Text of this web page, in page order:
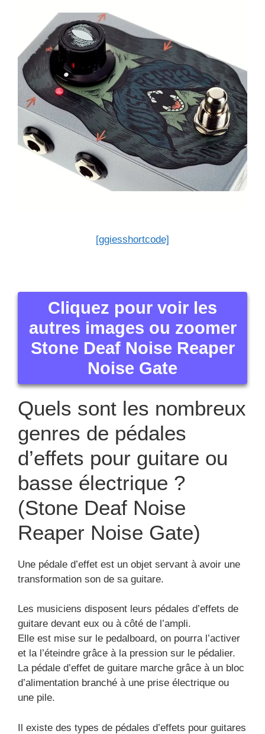
[ggiesshortcode]
Cliquez pour voir les
autres images ou zoomer
Stone Deaf Noise Reaper
Noise Gate
Quels sont les nombreux
genres de pédales
d’effets pour guitare ou
basse électrique ?
(Stone Deaf Noise
Reaper Noise Gate)
Une pédale d’effet est un objet servant à avoir une
transformation son de sa guitare.
Les musiciens disposent leurs pédales d’effets de
guitare devant eux ou à côté de l’ampli.
Elle est mise sur le pedalboard, on pourra l’activer
et la l’éteindre grâce à la pression sur le pédalier.
La pédale d’effet de guitare marche grâce à un bloc
d’alimentation branché à une prise électrique ou
une pile.
Il existe des types de pédales d’effets pour guitares